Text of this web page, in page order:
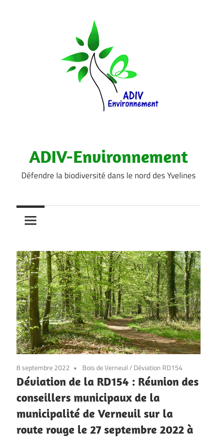
ADIV-Environnement
Défendre la biodiversité dans le nord des Yvelines
8 septembre 2022 Bois de Verneuil/ Déviation RD154
Déviation de la RD154 : Réunion des
conseillers municipaux de la
municipalité de Verneuil sur la
route rouge le 27 septembre 2022 à